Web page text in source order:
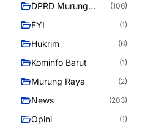
DPRD Murung
(106)
FYI (1)
Hukrim (6)
Kominfo Barut (1)
Murung Raya (2)
News (203)
Opini (1)